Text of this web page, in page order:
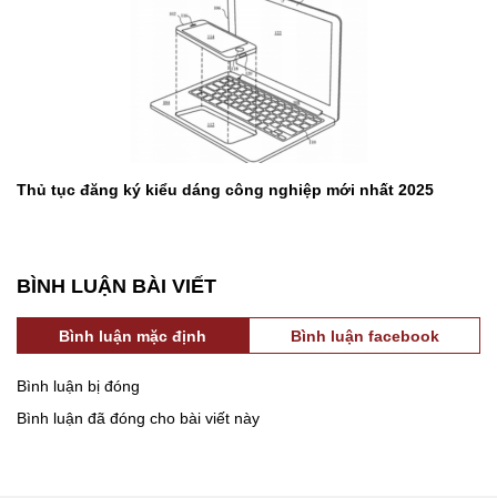
Thủ tục đăng ký kiểu dáng công nghiệp mới nhất 2025
BÌNH LUẬN BÀI VIẾT
Bình luận mặc định Bình luận facebook
Bình luận bị đóng
Bình luận đã đóng cho bài viết này